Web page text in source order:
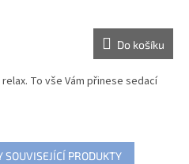
Do košíku
To vše Vám přinese sedací
PRODUKTY